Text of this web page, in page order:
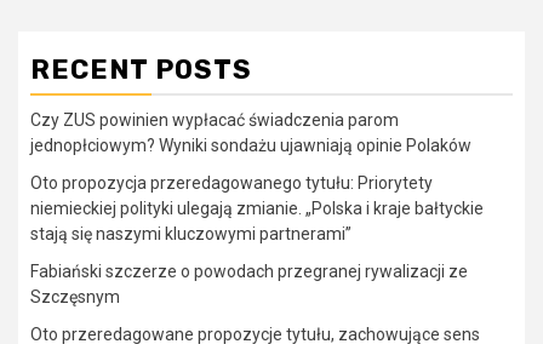
RECENT POSTS
Czy ZUS powinien wypłacać świadczenia parom
jednopłciowym? Wyniki sondażu ujawniają opinie Polaków
Oto propozycja przeredagowanego tytułu: Priorytety
niemieckiej polityki ulegają zmianie. „Polska i kraje bałtyckie
stają się naszymi kluczowymi partnerami”
Fabiański szczerze o powodach przegranej rywalizacji ze
Szczęsnym
Oto przeredagowane propozycje tytułu, zachowujące sens